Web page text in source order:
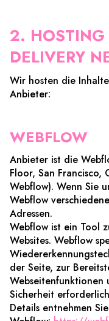
2. HOSTING
DELIVERY
Wir hosten die
Anbieter:
WEBFLOW
Anbieter ist die
Floor, San Francisco,
Webflow). Wenn Sie
Webflow
Adressen.
Webflow ist ein Tool
Websites. Webflow
der Seite, zur
Webseitenfunktionen
Sicherheit
Details entnehmen